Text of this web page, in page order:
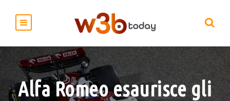
Alfa Romeo esaurisce gli